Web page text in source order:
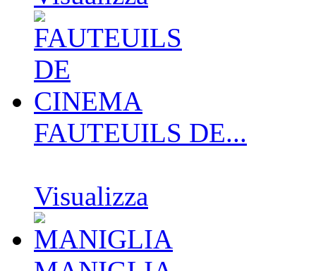
FAUTEUILS DE...
Visualizza